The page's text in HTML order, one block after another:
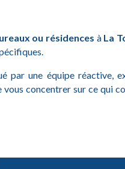
ou résidences à La
par une équipe réactive,
concentrer sur ce qui